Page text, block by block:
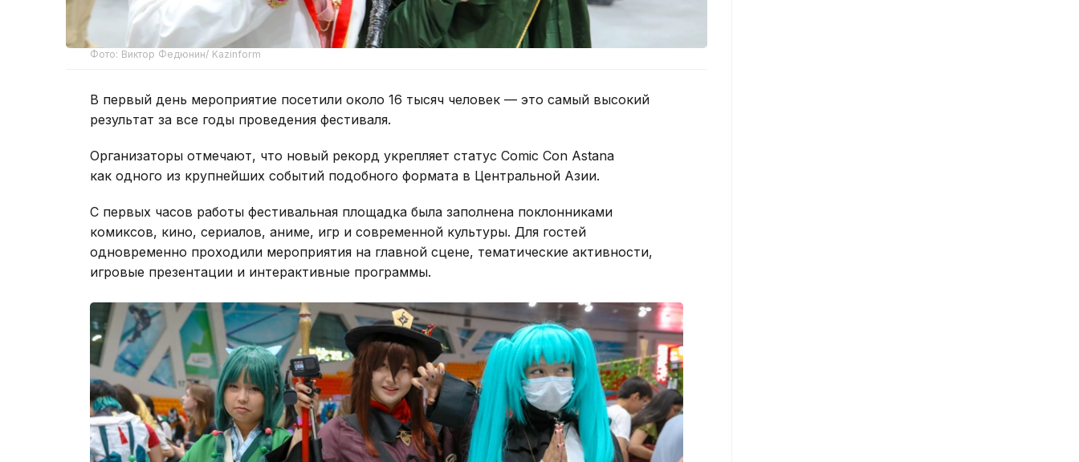
Фото: Виктор Федюнин/ Kazinform
В первый день мероприятие посетили около 16 тысяч человек — это самый высокий
результат за все годы проведения фестиваля.
Организаторы отмечают, что новый рекорд укрепляет статус Comic Con Astana
как одного из крупнейших событий подобного формата в Центральной Азии.
С первых часов работы фестивальная площадка была заполнена поклонниками
комиксов, кино, сериалов, аниме, игр и современной культуры. Для гостей
одновременно проходили мероприятия на главной сцене, тематические активности,
игровые презентации и интерактивные программы.